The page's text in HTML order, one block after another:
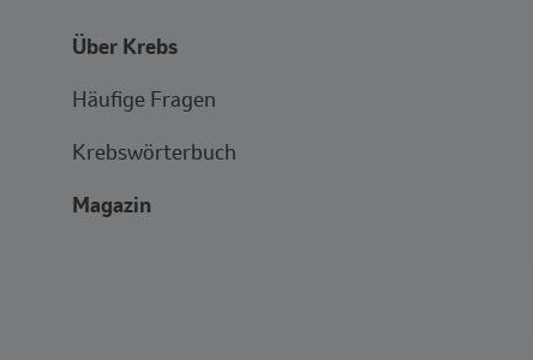
Über Krebs
Häufige Fragen
Krebswörterbuch
Magazin